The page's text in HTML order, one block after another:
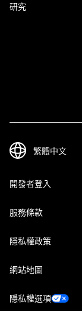
研究
開發者登入
服務條款
隱私權政策
網站地圖
隱私權選項